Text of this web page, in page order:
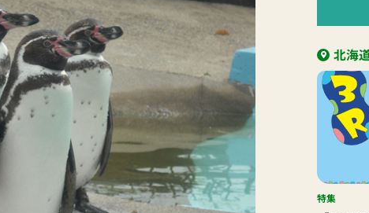
北海
特集